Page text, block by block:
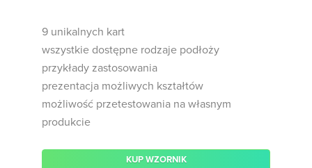
9 unikalnych kart
wszystkie dostępne rodzaje podłoży
przykłady zastosowania
prezentacja możliwych kształtów
możliwość przetestowania na własnym
produkcie
KUP WZORNIK